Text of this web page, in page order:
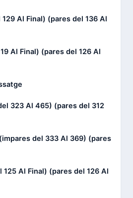
Al Final) (pares del 136 Al
Al Final) (pares del 126 Al
323 Al 465) (pares del 312
del 333 Al 369) (pares
125 Al Final) (pares del 126 Al